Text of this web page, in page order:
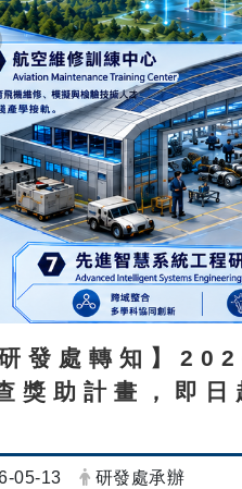
研發處轉知】
獎助計畫，即
05-13 發布者：
研發處承辦